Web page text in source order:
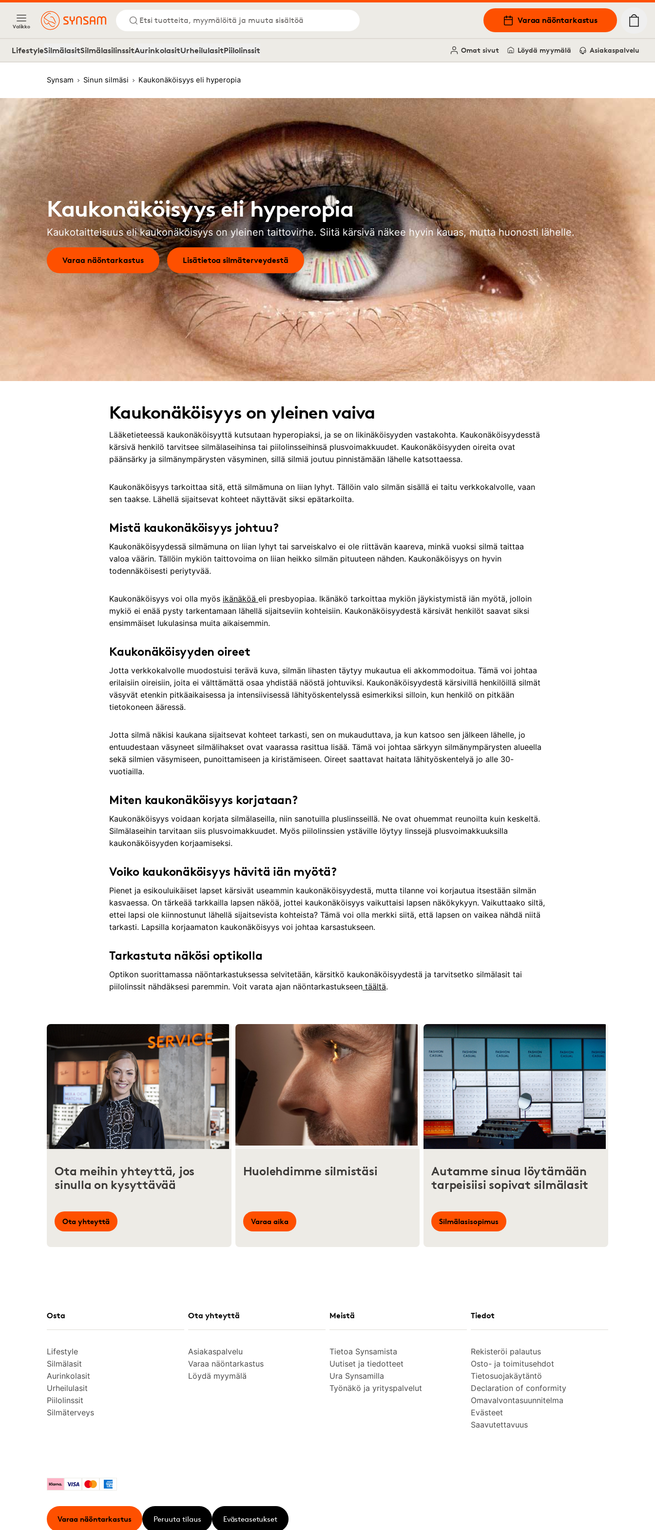
Valikko
Etsi tuotteita, myymälöitä ja muuta sisältöä Varaa näöntarkastus
LifestyleSilmälasitSilmälasilinssitAurinkolasitUrheilulasitPiilolinssit Omat sivut Löydä myymälä Asiakaspalvelu
Synsam Sinun silmäsi Kaukonäköisyys eli hyperopia
Kaukonäköisyys eli hyperopia
Kaukotaitteisuus eli kaukonäköisyys on yleinen taittovirhe. Siitä kärsivä näkee hyvin kauas, mutta huonosti lähelle.
Varaa näöntarkastus Lisätietoa silmäterveydestä
Kaukonäköisyys on yleinen vaiva
Lääketieteessä kaukonäköisyyttä kutsutaan hyperopiaksi, ja se on likinäköisyyden vastakohta. Kaukonäköisyydesstä
kärsivä henkilö tarvitsee silmälaseihinsa tai piilolinsseihinsä plusvoimakkuudet. Kaukonäköisyyden oireita ovat
päänsärky ja silmänympärysten väsyminen, sillä silmiä joutuu pinnistämään lähelle katsottaessa.
Kaukonäköisyys tarkoittaa sitä, että silmämuna on liian lyhyt. Tällöin valo silmän sisällä ei taitu verkkokalvolle, vaan
sen taakse. Lähellä sijaitsevat kohteet näyttävät siksi epätarkoilta.
Mistä kaukonäköisyys johtuu?
Kaukonäköisyydessä silmämuna on liian lyhyt tai sarveiskalvo ei ole riittävän kaareva, minkä vuoksi silmä taittaa
valoa väärin. Tällöin mykiön taittovoima on liian heikko silmän pituuteen nähden. Kaukonäköisyys on hyvin
todennäköisesti periytyvää.
Kaukonäköisyys voi olla myös ikänäköä eli presbyopiaa. Ikänäkö tarkoittaa mykiön jäykistymistä iän myötä, jolloin
mykiö ei enää pysty tarkentamaan lähellä sijaitseviin kohteisiin. Kaukonäköisyydestä kärsivät henkilöt saavat siksi
ensimmäiset lukulasinsa muita aikaisemmin.
Kaukonäköisyyden oireet
Jotta verkkokalvolle muodostuisi terävä kuva, silmän lihasten täytyy mukautua eli akkommodoitua. Tämä voi johtaa
erilaisiin oireisiin, joita ei välttämättä osaa yhdistää näöstä johtuviksi. Kaukonäköisyydestä kärsivillä henkilöillä silmät
väsyvät etenkin pitkäaikaisessa ja intensiivisessä lähityöskentelyssä esimerkiksi silloin, kun henkilö on pitkään
tietokoneen ääressä.
Jotta silmä näkisi kaukana sijaitsevat kohteet tarkasti, sen on mukauduttava, ja kun katsoo sen jälkeen lähelle, jo
entuudestaan väsyneet silmälihakset ovat vaarassa rasittua lisää. Tämä voi johtaa särkyyn silmänympärysten alueella
sekä silmien väsymiseen, punoittamiseen ja kiristämiseen. Oireet saattavat haitata lähityöskentelyä jo alle 30-
vuotiailla.
Miten kaukonäköisyys korjataan?
Kaukonäköisyys voidaan korjata silmälaseilla, niin sanotuilla pluslinsseillä. Ne ovat ohuemmat reunoilta kuin keskeltä.
Silmälaseihin tarvitaan siis plusvoimakkuudet. Myös piilolinssien ystäville löytyy linssejä plusvoimakkuuksilla
kaukonäköisyyden korjaamiseksi.
Voiko kaukonäköisyys hävitä iän myötä?
Pienet ja esikouluikäiset lapset kärsivät useammin kaukonäköisyydestä, mutta tilanne voi korjautua itsestään silmän
kasvaessa. On tärkeää tarkkailla lapsen näköä, jottei kaukonäköisyys vaikuttaisi lapsen näkökykyyn. Vaikuttaako siltä,
ettei lapsi ole kiinnostunut lähellä sijaitsevista kohteista? Tämä voi olla merkki siitä, että lapsen on vaikea nähdä niitä
tarkasti. Lapsilla korjaamaton kaukonäköisyys voi johtaa karsastukseen.
Tarkastuta näkösi optikolla
Optikon suorittamassa näöntarkastuksessa selvitetään, kärsitkö kaukonäköisyydestä ja tarvitsetko silmälasit tai
piilolinssit nähdäksesi paremmin. Voit varata ajan näöntarkastukseen täältä.
Ota meihin yhteyttä, jos
sinulla on kysyttävää
Ota yhteyttä
Huolehdimme silmistäsi
Varaa aika
Autamme sinua löytämään
tarpeisiisi sopivat silmälasit
Silmälasisopimus
Osta
Lifestyle
Silmälasit
Aurinkolasit
Urheilulasit
Piilolinssit
Silmäterveys
Ota yhteyttä
Asiakaspalvelu
Varaa näöntarkastus
Löydä myymälä
Meistä
Tietoa Synsamista
Uutiset ja tiedotteet
Ura Synsamilla
Työnäkö ja yrityspalvelut
Tiedot
Rekisteröi palautus
Osto- ja toimitusehdot
Tietosuojakäytäntö
Declaration of conformity
Omavalvontasuunnitelma
Evästeet
Saavutettavuus
KlarnaVisa MastercardAmerican Express
Varaa näöntarkastus Peruuta tilaus Evästeasetukset